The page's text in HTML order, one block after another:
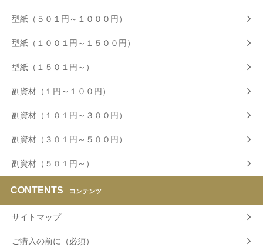
型紙（５０１円～１０００円）
型紙（１００１円～１５００円）
型紙（１５０１円～）
副資材（１円～１００円）
副資材（１０１円～３００円）
副資材（３０１円～５００円）
副資材（５０１円～）
CONTENTS コンテンツ
サイトマップ
ご購入の前に（必須）